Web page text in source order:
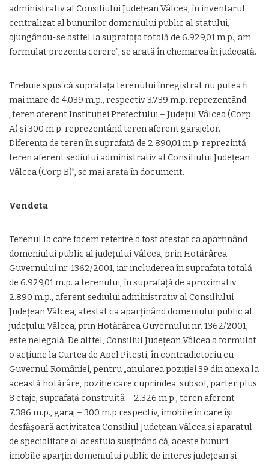
administrativ al Consiliului Judeţean Vâlcea, în inventarul
centralizat al bunurilor domeniului public al statului,
ajungându-se astfel la suprafaţa totală de 6.929,01 m.p., am
formulat prezenta cerere”, se arată în chemarea în judecată.
Trebuie spus că suprafaţa terenului înregistrat nu putea fi
mai mare de 4.039 m.p., respectiv 3.739 m.p. reprezentând
„teren aferent Instituţiei Prefectului – Judeţul Vâlcea (Corp
A) şi 300 m.p. reprezentând teren aferent garajelor.
Diferenţa de teren în suprafaţă de 2.890,01 m.p. reprezintă
teren aferent sediului administrativ al Consiliului Judeţean
Vâlcea (Corp B)”, se mai arată în document.
Vendeta
Terenul la care facem referire a fost atestat ca aparţinând
domeniului public al judeţului Vâlcea, prin Hotărârea
Guvernului nr. 1362/2001, iar includerea în suprafaţa totală
de 6.929,01 m.p. a terenului, în suprafaţă de aproximativ
2.890 m.p., aferent sediului administrativ al Consiliului
Judeţean Vâlcea, atestat ca aparţinând domeniului public al
judeţului Vâlcea, prin Hotărârea Guvernului nr. 1362/2001,
este nelegală. De altfel, Consiliul Judeţean Vâlcea a formulat
o acţiune la Curtea de Apel Piteşti, în contradictoriu cu
Guvernul României, pentru „anularea poziţiei 39 din anexa la
această hotărâre, poziţie care cuprindea: subsol, parter plus
8 etaje, suprafaţă construită – 2.326 m.p., teren aferent –
7.386 m.p., garaj – 300 m.p respectiv, imobile în care îşi
desfăşoară activitatea Consiliul Judeţean Vâlcea şi aparatul
de specialitate al acestuia susţinând că, aceste bunuri
imobile aparţin domeniului public de interes judeţean şi